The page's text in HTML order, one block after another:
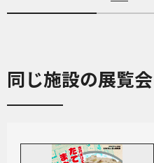
同じ施設の展覧会